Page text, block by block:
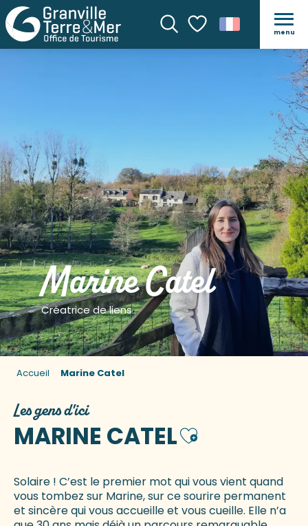
Recherche
Voir les favoris
menu
Marine Catel
Créatrice de liens
Accueil Marine Catel
Les gens d'ici
MARINE CATELAjouter aux
Solaire ! C’est le premier mot qui vous vient quand
vous tombez sur Marine, sur ce sourire permanent
et sincère qui vous accueille et vous cueille. Elle n’a